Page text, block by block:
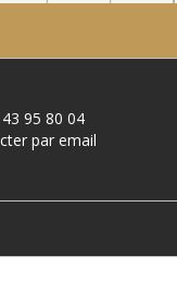
95 80 04
par email